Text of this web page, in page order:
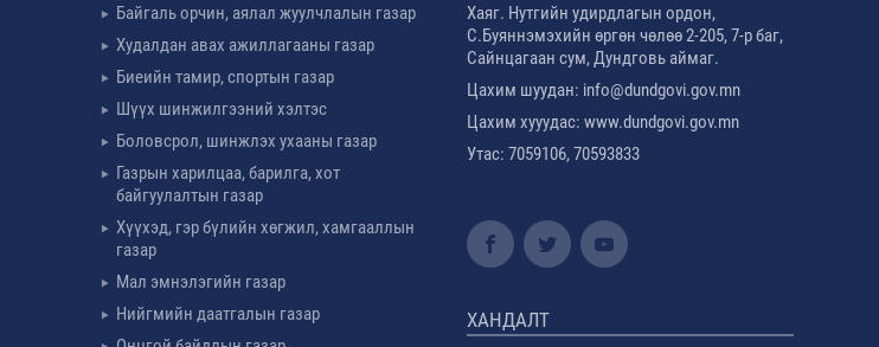
Байгаль орчин, аялал жуулчлалын газар
Худалдан авах ажиллагааны газар
Биеийн тамир, спортын газар
Шүүх шинжилгээний хэлтэс
Боловсрол, шинжлэх ухааны газар
Газрын харилцаа, барилга, хот
байгуулалтын газар
Хүүхэд, гэр бүлийн хөгжил, хамгааллын
газар
Мал эмнэлэгийн газар
Нийгмийн даатгалын газар
Хаяг. Нутгийн удирдлагын ордон,
С.Буяннэмэхийн өргөн чөлөө 2-205, 7-р баг,
Сайнцагаан сум, Дундговь аймаг.
Цахим шуудан: info@dundgovi.gov.mn
Цахим хууудас: www.dundgovi.gov.mn
Утас: 7059106, 70593833
ХАНДАЛТ